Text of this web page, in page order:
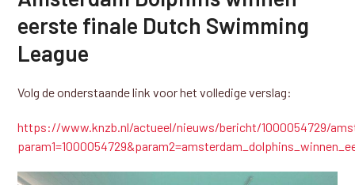
eerste finale Dutch Swimming
League
Volg de onderstaande link voor het volledige verslag:
https://www.knzb.nl/actueel/nieuws/bericht/1000054729/